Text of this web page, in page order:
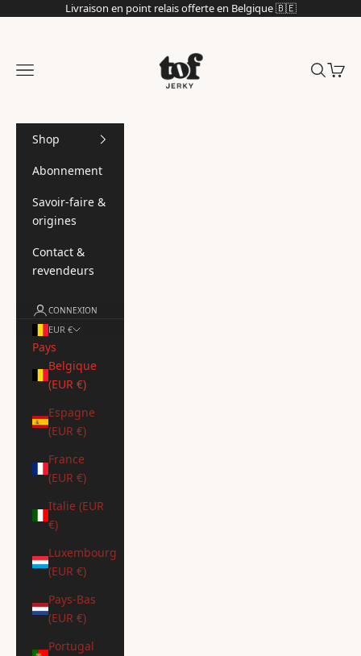
Passer au contenuLivraison en point relais offerte en Belgique 🇧🇪
Menu Panier
Shop
Abonnement
Savoir-faire &
origines
Contact &
revendeurs
CONNEXION
EUR €
Pays
Belgique
(EUR €)
Espagne
(EUR €)
France
(EUR €)
Italie (EUR
€)
Luxembourg
(EUR €)
Pays-Bas
(EUR €)
Portugal